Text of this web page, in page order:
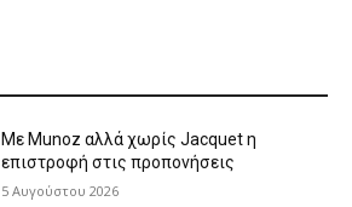
Με Munoz αλλά χωρίς Jacquet η
επιστροφή στις προπονήσεις
5 Αυγούστου 2026